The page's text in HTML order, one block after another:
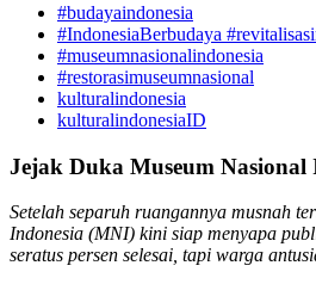
#budayaindonesia
#IndonesiaBerbudaya
#museumnasionalindonesia
#restorasimuseumnasional
kulturalindonesia
kulturalindonesiaID
Jejak Duka Museum Nasional
Setelah separuh ruangannya musnah
Indonesia (MNI) kini siap menyapa
seratus persen selesai, tapi warga